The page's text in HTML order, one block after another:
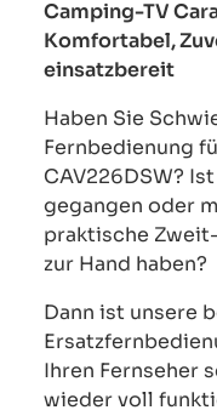
Camping-TV
Komfortabel,
einsatzbereit
Haben Sie
Fernbedienung
CAV226DSW?
gegangen oder
praktische
zur Hand haben?
Dann ist unsere
Ihren Fernseher
wieder voll